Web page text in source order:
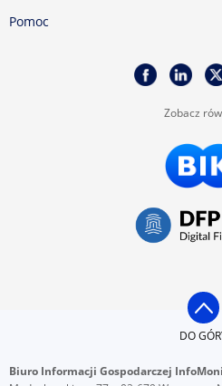
Pomoc
Zobacz
DO
Biuro Informacji Gospodarczej